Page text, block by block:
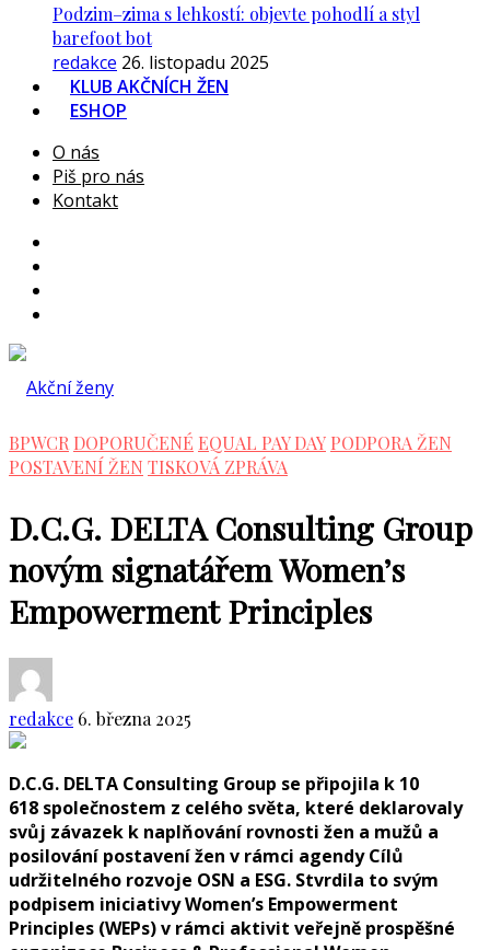
Podzim–zima s lehkostí: objevte pohodlí a styl
barefoot bot
redakce 26. listopadu 2025
KLUB AKČNÍCH ŽEN
ESHOP
O nás
Piš pro nás
Kontakt
BPWCR DOPORUČENÉ EQUAL PAY DAY PODPORA ŽEN
POSTAVENÍ ŽEN TISKOVÁ ZPRÁVA
D.C.G. DELTA Consulting Group
novým signatářem Women’s
Empowerment Principles
redakce 6. března 2025
D.C.G. DELTA Consulting Group se připojila k 10
618 společnostem z celého světa, které deklarovaly
svůj závazek k naplňování rovnosti žen a mužů a
posilování postavení žen v rámci agendy Cílů
udržitelného rozvoje OSN a ESG. Stvrdila to svým
podpisem iniciativy Women’s Empowerment
Principles (WEPs) v rámci aktivit veřejně prospěšné